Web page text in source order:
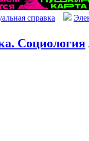
справка
Социология